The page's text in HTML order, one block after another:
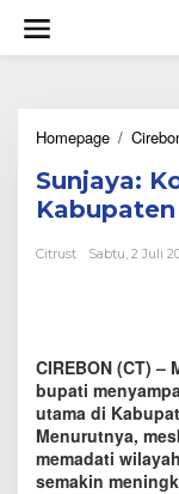
w
Homepage /
Sunjaya:
Citrust Sabtu, 2 Juli
CIREBON (CT) –
bupati
utama di
Menurutnya,
memadati
semakin